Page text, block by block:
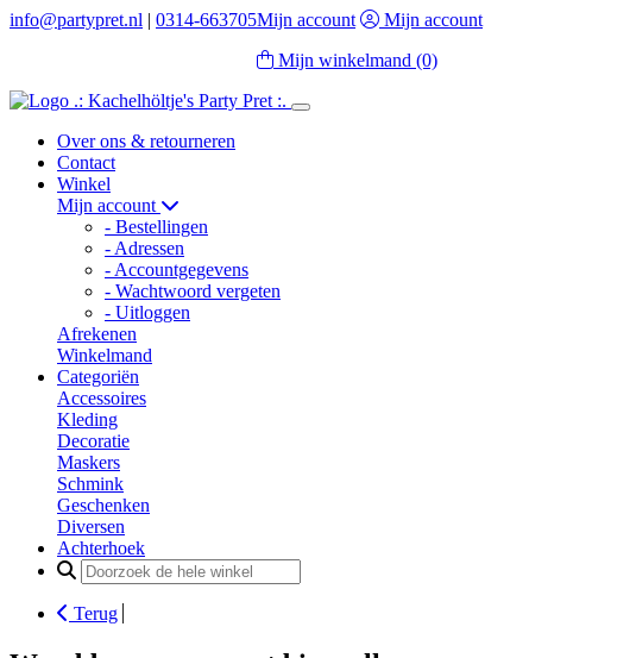
info@partypret.nl | 0314-663705Mijn account
Mijn account
Mijn winkelmand (0)
Over ons & retourneren
Contact
Winkel
Mijn account
- Bestellingen
- Adressen
- Accountgegevens
- Wachtwoord vergeten
- Uitloggen
Afrekenen
Winkelmand
Categoriën
Accessoires
Kleding
Decoratie
Maskers
Schmink
Geschenken
Diversen
Achterhoek
Search
for:
Terug